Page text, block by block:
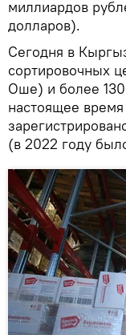
миллиардов
долларов).
Сегодня в
сортировочных
Оше) и более 130
настоящее
(в 2022 году